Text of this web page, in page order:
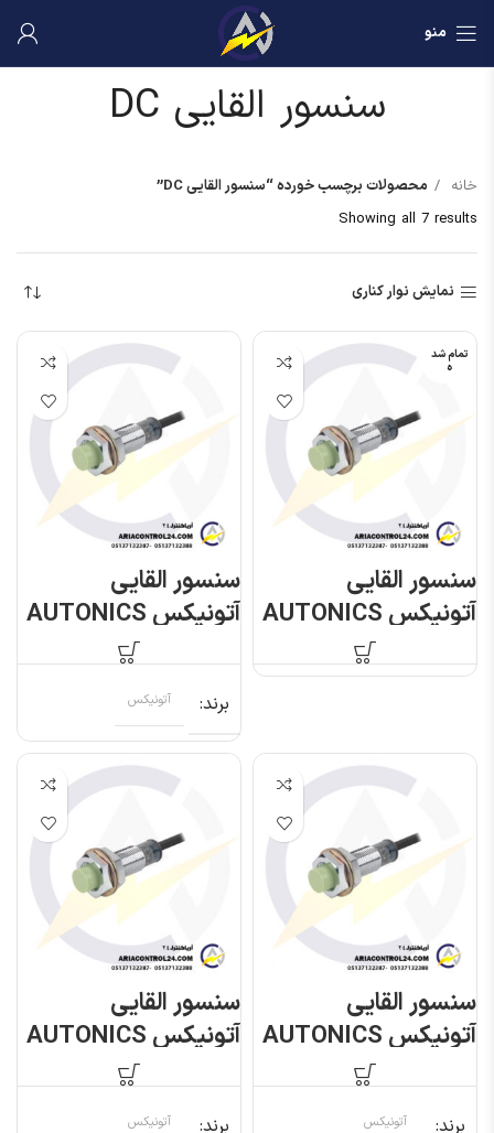
منو
سنسور القایی DC
خانه
محصولات برچسب خورده “سنسور القایی DC”
Showing all 7 results
نمایش نوار کناری
تمام شد
ه
سنسور القایی
آتونیکس AUTONICS
PR12-2DN
سنسور القایی
آتونیکس AUTONICS
PR12-4AO
برند آتونیکس
سنسور القایی
آتونیکس AUTONICS
PR12-4DN
برند آتونیکس
سنسور القایی
آتونیکس AUTONICS
PR12-4DP
برند آتونیکس